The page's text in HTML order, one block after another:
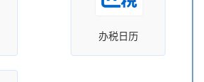
办税日历